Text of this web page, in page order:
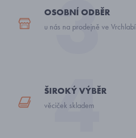
OSOBNÍ ODBĚR
u nás na prodejně ve Vrchlabí
ŠIROKÝ VÝBĚR
věciček skladem